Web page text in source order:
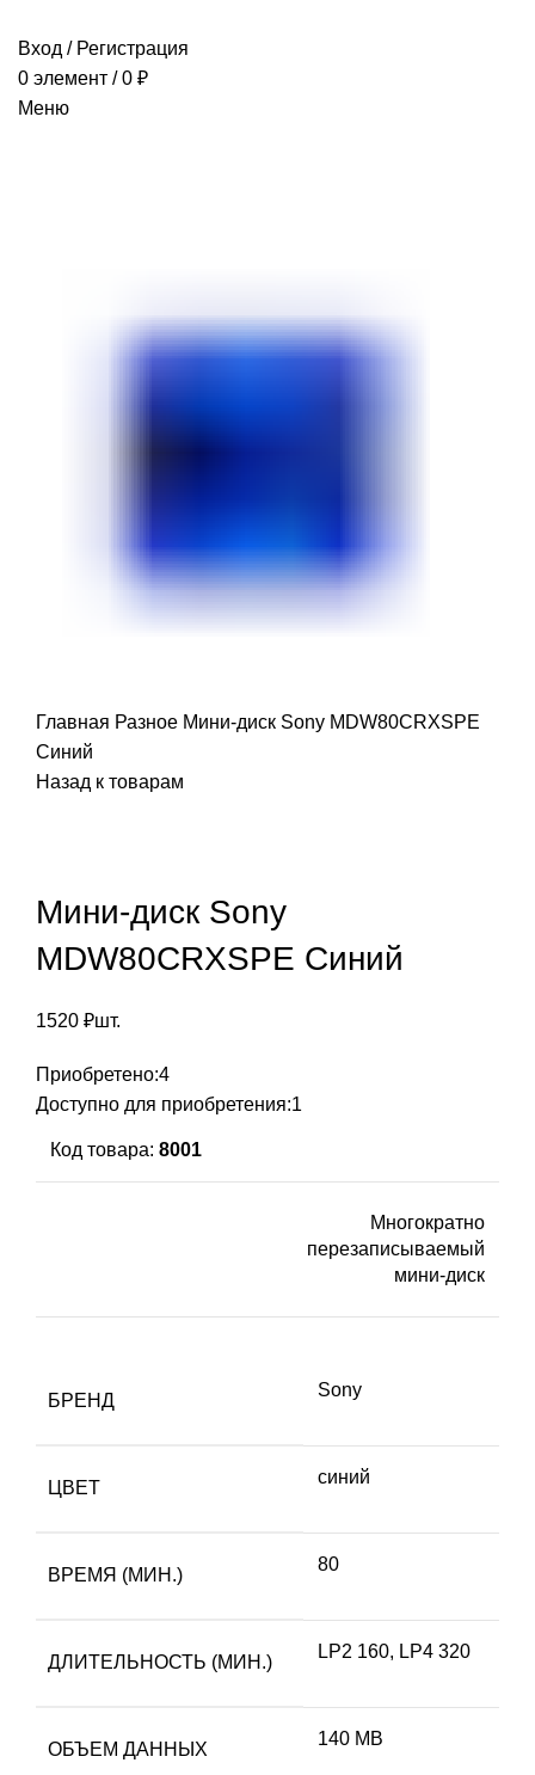
Вход / Регистрация
0 элемент / 0 ₽
Меню
Главная Разное Мини-диск Sony MDW80CRXSPE
Синий
Назад к товарам
Мини-диск Sony
MDW80CRXSPE Синий
1520 ₽шт.
Приобретено:4
Доступно для приобретения:1
Код товара: 8001
Многократно
перезаписываемый
мини-диск
БРЕНД
Sony
ЦВЕТ
синий
ВРЕМЯ (МИН.)
80
ДЛИТЕЛЬНОСТЬ (МИН.)
LP2 160, LP4 320
ОБЪЕМ ДАННЫХ
140 MB